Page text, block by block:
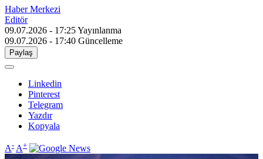
Haber Merkezi
Editör
09.07.2026 - 17:25Yayınlanma
09.07.2026 - 17:40 Güncelleme
Paylaş
Linkedin
Pinterest
Telegram
Yazdır
Kopyala
A- A+